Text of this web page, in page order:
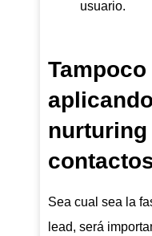
usuario.
nurturing
Sea cual sea la
lead, será